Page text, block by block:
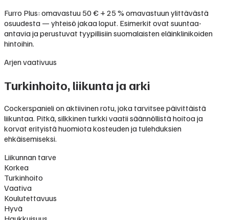
Furro Plus: omavastuu 50 € + 25 % omavastuun ylittävästä
osuudesta — yhteisö jakaa loput. Esimerkit ovat suuntaa-
antavia ja perustuvat tyypillisiin suomalaisten eläinklinikoiden
hintoihin.
Arjen vaativuus
Turkinhoito, liikunta ja arki
Cockerspanieli on aktiivinen rotu, joka tarvitsee päivittäistä
liikuntaa. Pitkä, silkkinen turkki vaatii säännöllistä hoitoa ja
korvat erityistä huomiota kosteuden ja tulehduksien
ehkäisemiseksi.
Liikunnan tarve
Korkea
Turkinhoito
Vaativa
Koulutettavuus
Hyvä